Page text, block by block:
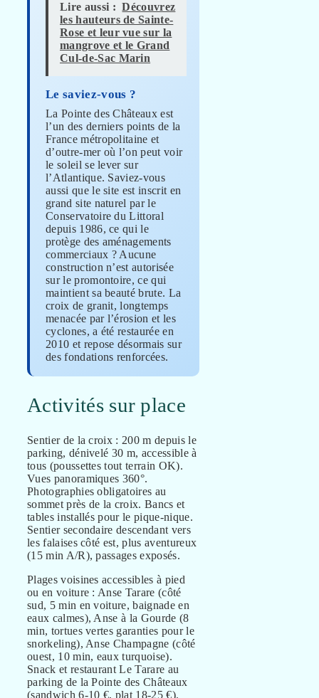
Lire aussi : Découvrez
les hauteurs de Sainte-
Rose et leur vue sur la
mangrove et le Grand
Cul-de-Sac Marin
Le saviez-vous ?
La Pointe des Châteaux est
l’un des derniers points de la
France métropolitaine et
d’outre-mer où l’on peut voir
le soleil se lever sur
l’Atlantique. Saviez-vous
aussi que le site est inscrit en
grand site naturel par le
Conservatoire du Littoral
depuis 1986, ce qui le
protège des aménagements
commerciaux ? Aucune
construction n’est autorisée
sur le promontoire, ce qui
maintient sa beauté brute. La
croix de granit, longtemps
menacée par l’érosion et les
cyclones, a été restaurée en
2010 et repose désormais sur
des fondations renforcées.
Activités sur place
Sentier de la croix : 200 m depuis le
parking, dénivelé 30 m, accessible à
tous (poussettes tout terrain OK).
Vues panoramiques 360°.
Photographies obligatoires au
sommet près de la croix. Bancs et
tables installés pour le pique-nique.
Sentier secondaire descendant vers
les falaises côté est, plus aventureux
(15 min A/R), passages exposés.
Plages voisines accessibles à pied
ou en voiture : Anse Tarare (côté
sud, 5 min en voiture, baignade en
eaux calmes), Anse à la Gourde (8
min, tortues vertes garanties pour le
snorkeling), Anse Champagne (côté
ouest, 10 min, eaux turquoise).
Snack et restaurant Le Tarare au
parking de la Pointe des Châteaux
(sandwich 6-10 €, plat 18-25 €).